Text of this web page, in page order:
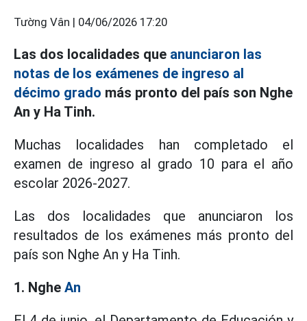
Tường Vân | 04/06/2026 17:20
Las dos localidades que anunciaron las
notas de los exámenes de ingreso al
décimo grado más pronto del país son Nghe
An y Ha Tinh.
Muchas localidades han completado el
examen de ingreso al grado 10 para el año
escolar 2026-2027.
Las dos localidades que anunciaron los
resultados de los exámenes más pronto del
país son Nghe An y Ha Tinh.
1. Nghe An